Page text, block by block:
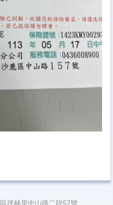
坪林里中山路二段57號